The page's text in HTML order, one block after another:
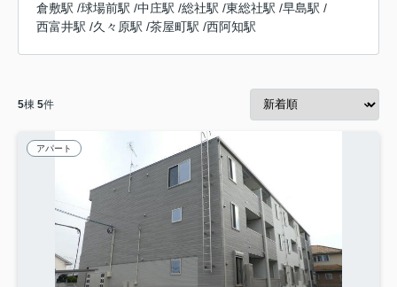
倉敷駅 /球場前駅 /中庄駅 /総社駅 /東総社駅 /早島駅 /
西富井駅 /久々原駅 /茶屋町駅 /西阿知駅
5棟 5件
アパート